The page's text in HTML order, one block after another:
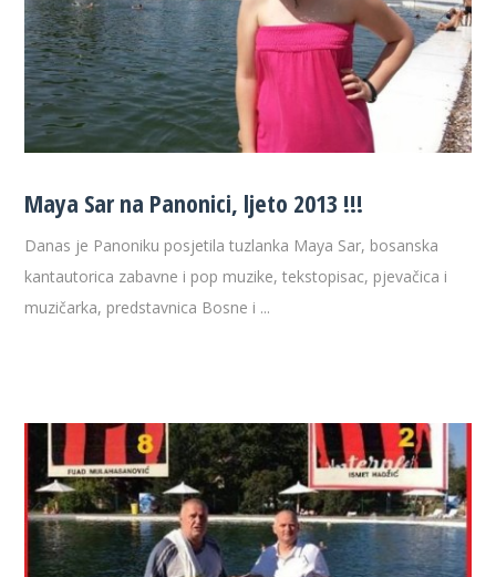
Maya Sar na Panonici, ljeto 2013 !!!
Danas je Panoniku posjetila tuzlanka Maya Sar, bosanska
kantautorica zabavne i pop muzike, tekstopisac, pjevačica i
muzičarka, predstavnica Bosne i ...